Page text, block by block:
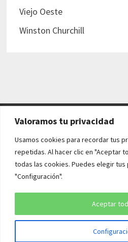
Valoramos tu privacidad
Usamos cookies para recordar tus
repetidas. Al hacer clic en "Aceptar
todas las cookies. Puedes elegir
"Configuración".
Aceptar
Viejo Oeste
Winston Churchill
AVISO LEGAL Y POLÍTICAS
Aviso legal
Política de cookies